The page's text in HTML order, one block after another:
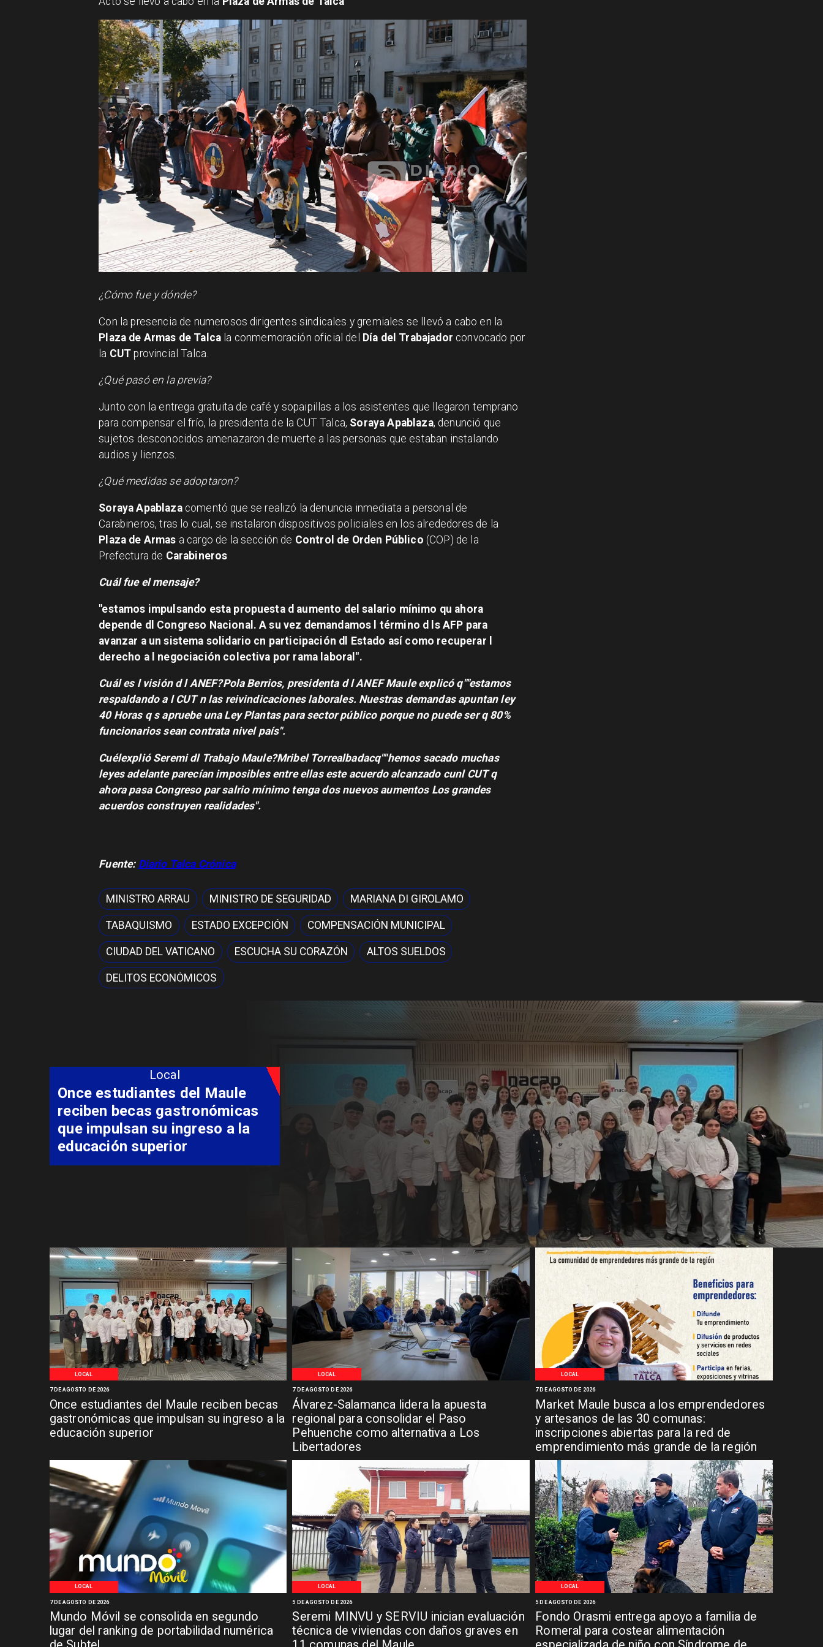
¿Cómo fue y dónde?
Con la presencia de numerosos dirigentes sindicales y gremiales se llevó a cabo en la
Plaza de Armas de Talca la conmemoración oficial del Día del Trabajador convocado por
la CUT provincial Talca.
¿Qué pasó en la previa?
Junto con la entrega gratuita de café y sopaipillas a los asistentes que llegaron temprano
para compensar el frío, la presidenta de la CUT Talca, Soraya Apablaza, denunció que
sujetos desconocidos amenazaron de muerte a las personas que estaban instalando
audios y lienzos.
¿Qué medidas se adoptaron?
Soraya Apablazacomentó que se realizó la denuncia inmediata a personal de
Carabineros, tras lo cual, se instalaron dispositivos policiales en los alrededores de la
Plaza de Armas a cargo de la sección de Control de Orden Público (COP) de la
Prefectura de Carabineros
Cuál fue el mensaje?
"estamos impulsando esta propuesta d aumento del salario mínimo qu ahora
depende dl Congreso Nacional. A su vez demandamos l término d ls AFP para
avanzar a un sistema solidario cn participación dl Estado así como recuperar l
derecho a l negociación colectiva por rama laboral".
Cuál es l visión d l ANEF?Pola Berrios, presidenta d l ANEF Maule explicó q""estamos
respaldando a l CUT n las reivindicaciones laborales. Nuestras demandas apuntan ley
40 Horas q s apruebe una Ley Plantas para sector público porque no puede ser q 80%
funcionarios sean contrata nivel país".
Cuélexplió Seremi dl Trabajo Maule?Mribel Torrealbadacq""hemos sacado muchas
leyes adelante parecían imposibles entre ellas este acuerdo alcanzado cunl CUT q
ahora pasa Congreso par salrio mínimo tenga dos nuevos aumentos Los grandes
acuerdos construyen realidades".
Fuente: Diario Talca Crónica
MINISTRO ARRAU MINISTRO DE SEGURIDAD MARIANA DI GIROLAMO
TABAQUISMO ESTADO EXCEPCIÓN COMPENSACIÓN MUNICIPAL
CIUDAD DEL VATICANO ESCUCHA SU CORAZÓN ALTOS SUELDOS
DELITOS ECONÓMICOS
LOCAL
Once estudiantes del Maule reciben becas
gastronómicas que impulsan su ingreso a la
educación superior
7 DE AGOSTO DE 2026
LOCAL
Álvarez-Salamanca lidera la apuesta
regional para consolidar el Paso
Pehuenche como alternativa a Los
Libertadores
7 DE AGOSTO DE 2026
LOCAL
Market Maule busca a los emprendedores
y artesanos de las 30 comunas:
inscripciones abiertas para la red de
emprendimiento más grande de la región
7 DE AGOSTO DE 2026
LOCAL
Mundo Móvil se consolida en segundo
lugar del ranking de portabilidad numérica
7 DE AGOSTO DE 2026
LOCAL
Seremi MINVU y SERVIU inician evaluación
técnica de viviendas con daños graves en
5 DE AGOSTO DE 2026
LOCAL
Fondo Orasmi entrega apoyo a familia de
Romeral para costear alimentación
5 DE AGOSTO DE 2026
Local
Álvarez-Salamanca lidera la
apuesta regional para
consolidar el Paso Pehuenche
como alternativa a Los
Libertadores